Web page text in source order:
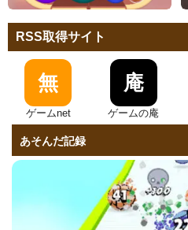
RSS取得サイト
無
ゲームnet
庵
ゲームの庵
あそんだ記録